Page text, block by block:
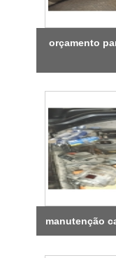
orçamento
manutenção